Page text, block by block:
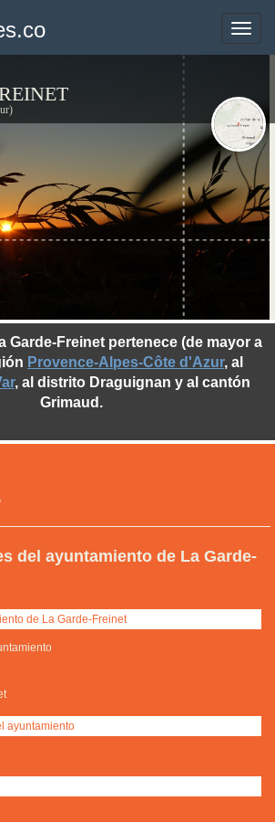
Toggle
del ayuntamiento de La Garde-
de La Garde-Freinet
ayuntamiento
Garde-Freinet pertenece (de mayor a
Provence-Alpes-Côte d'Azur, al
, al distrito Draguignan y al cantón
Grimaud.
Toggle